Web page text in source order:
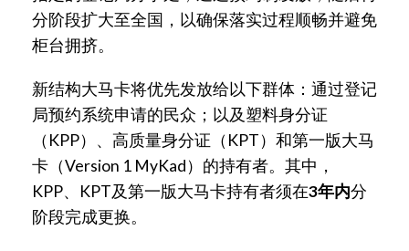
分阶段扩大至全国，以确保落实过程顺畅并避免
柜台拥挤。
新结构大马卡将优先发放给以下群体：通过登记
局预约系统申请的民众；以及塑料身分证
（KPP）、高质量身分证（KPT）和第一版大马
卡（Version 1 MyKad）的持有者。其中，
KPP、KPT及第一版大马卡持有者须在3年内分
阶段完成更换。